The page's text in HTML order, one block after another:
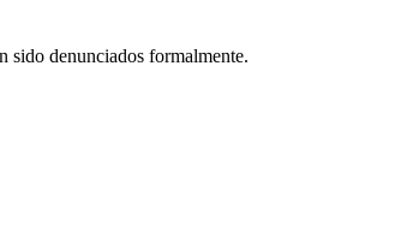
sido denunciados formalmente.